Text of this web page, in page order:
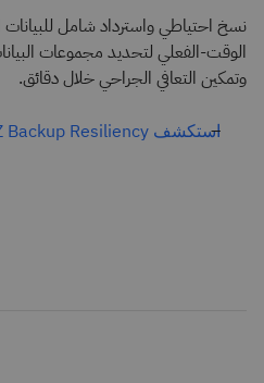
نسخ احتياطي واسترداد شامل
الوقت‑الفعلي لتحديد مجموعات
وتمكين التعافي الجراحي خلال دقائق.
استكشف IBM Z Backup Resiliency